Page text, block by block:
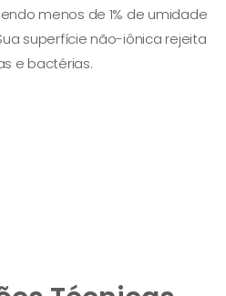
menos de 1% de umidade
superfície não-iônica rejeita
e bactérias.